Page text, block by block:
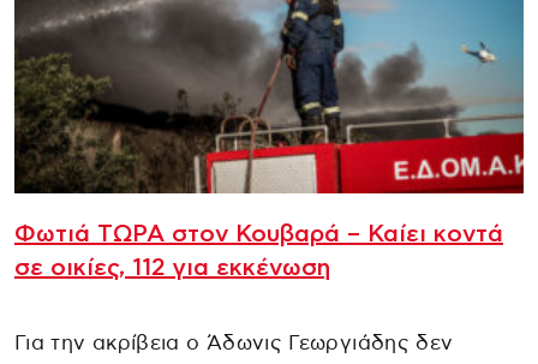
Φωτιά ΤΩΡΑ στον Κουβαρά – Καίει κοντά
σε οικίες, 112 για εκκένωση
Για την ακρίβεια ο Άδωνις Γεωργιάδης δεν